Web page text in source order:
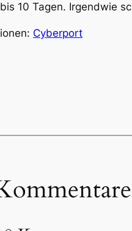
10 Tagen. Irgendwie
Cyberport